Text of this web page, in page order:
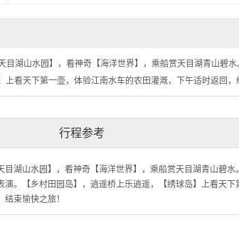
目湖山水园】，看神奇【海洋世界】，乘船赏天目湖青山碧
上看天下第一壶，体验江南水车的农田灌溉，下午适时返回，
行程参考
湖山水园】，看神奇【海洋世界】，乘船赏天目湖青山碧水
演。【乡村田园岛】，逍遥桥上乐逍遥，【绣球岛】上看天下
束愉快之旅！